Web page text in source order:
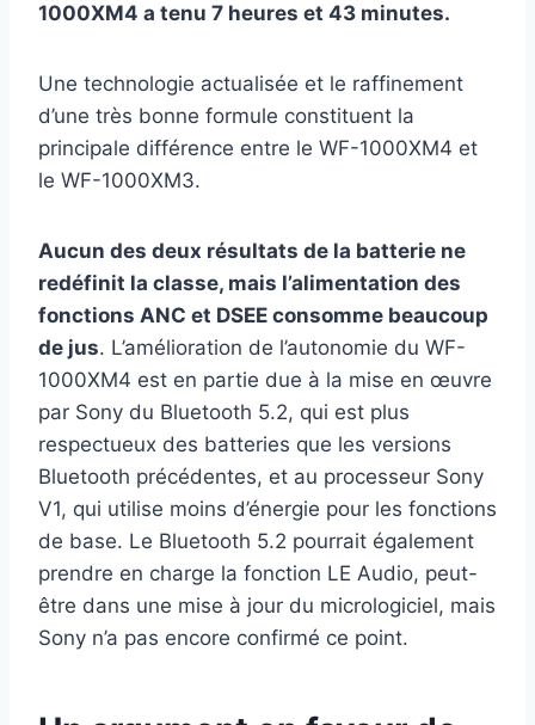
1000XM4 a tenu 7 heures et 43 minutes.
Une technologie actualisée et le raffinement
d’une très bonne formule constituent la
principale différence entre le WF-1000XM4 et
le WF-1000XM3.
Aucun des deux résultats de la batterie ne
redéfinit la classe, mais l’alimentation des
fonctions ANC et DSEE consomme beaucoup
de jus. L’amélioration de l’autonomie du WF-
1000XM4 est en partie due à la mise en œuvre
par Sony du Bluetooth 5.2, qui est plus
respectueux des batteries que les versions
Bluetooth précédentes, et au processeur Sony
V1, qui utilise moins d’énergie pour les fonctions
de base. Le Bluetooth 5.2 pourrait également
prendre en charge la fonction LE Audio, peut-
être dans une mise à jour du micrologiciel, mais
Sony n’a pas encore confirmé ce point.